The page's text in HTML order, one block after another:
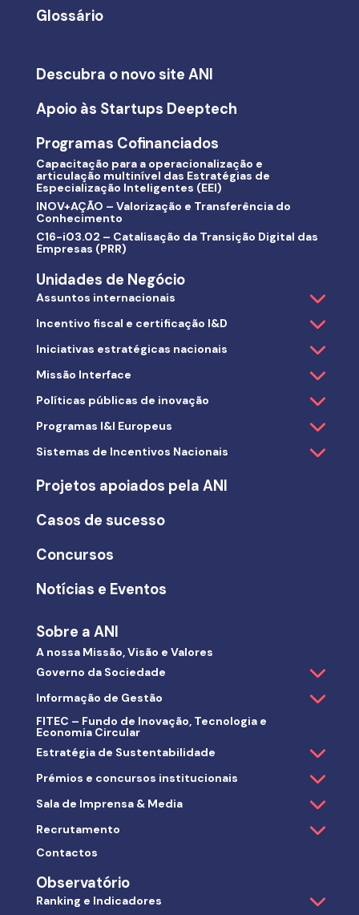
Glossário
Descubra o novo site ANI
Apoio às Startups Deeptech
Programas Cofinanciados
Capacitação para a operacionalização e
articulação multinível das Estratégias de
Especialização Inteligentes (EEI)
INOV+AÇÃO – Valorização e Transferência do
Conhecimento
C16-i03.02 – Catalisação da Transição Digital das
Empresas (PRR)
Unidades de Negócio
Assuntos internacionais
Incentivo fiscal e certificação I&D
Iniciativas estratégicas nacionais
Missão Interface
Políticas públicas de inovação
Programas I&I Europeus
Sistemas de Incentivos Nacionais
Projetos apoiados pela ANI
Casos de sucesso
Concursos
Notícias e Eventos
Sobre a ANI
A nossa Missão, Visão e Valores
Governo da Sociedade
Informação de Gestão
FITEC – Fundo de Inovação, Tecnologia e
Economia Circular
Estratégia de Sustentabilidade
Prémios e concursos institucionais
Sala de Imprensa & Media
Recrutamento
Contactos
Observatório
Ranking e Indicadores